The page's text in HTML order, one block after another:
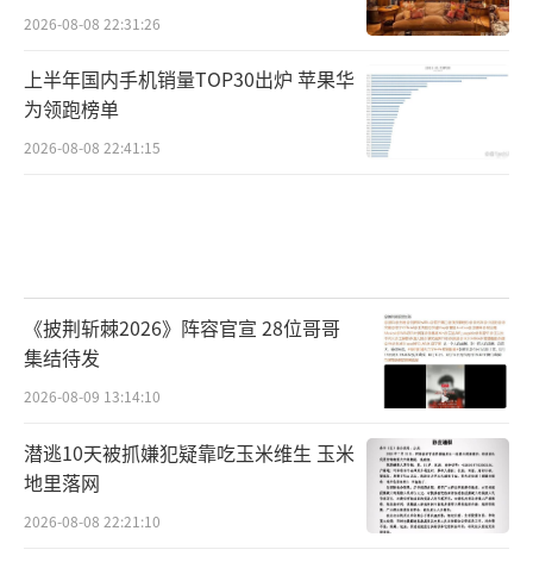
2026-08-08 22:31:26
上半年国内手机销量TOP30出炉 苹果华
为领跑榜单
2026-08-08 22:41:15
《披荆斩棘2026》阵容官宣 28位哥哥
集结待发
2026-08-09 13:14:10
潜逃10天被抓嫌犯疑靠吃玉米维生 玉米
地里落网
2026-08-08 22:21:10